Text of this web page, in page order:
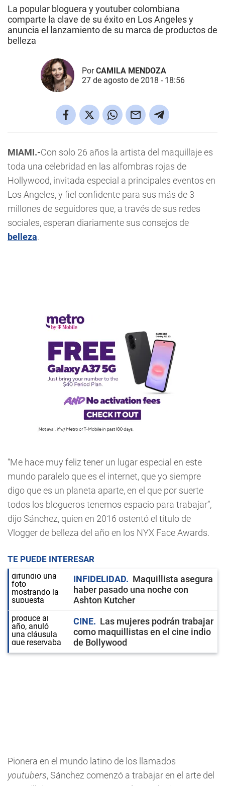
La popular bloguera y youtuber colombiana
comparte la clave de su éxito en Los Angeles y
anuncia el lanzamiento de su marca de productos de
belleza
PorCAMILA MENDOZA
27 de agosto de 2018 - 18:56
MIAMI.-Con solo 26 años la artista del maquillaje es
toda una celebridad en las alfombras rojas de
Hollywood, invitada especial a principales eventos en
Los Angeles, y fiel confidente para sus más de 3
millones de seguidores que, a través de sus redes
sociales, esperan diariamente sus consejos de
belleza.
“Me hace muy feliz tener un lugar especial en este
mundo paralelo que es el internet, que yo siempre
digo que es un planeta aparte, en el que por suerte
todos los blogueros tenemos espacio para trabajar”,
dijo Sánchez, quien en 2016 ostentó el título de
Vlogger de belleza del año en los NYX Face Awards.
TE PUEDE INTERESAR
INFIDELIDAD
Maquillista asegura
haber pasado una noche con
Ashton Kutcher
CINE
Las mujeres podrán trabajar
como maquillistas en el cine indio
de Bollywood
Pionera en el mundo latino de los llamados
youtubers, Sánchez comenzó a trabajar en el arte del